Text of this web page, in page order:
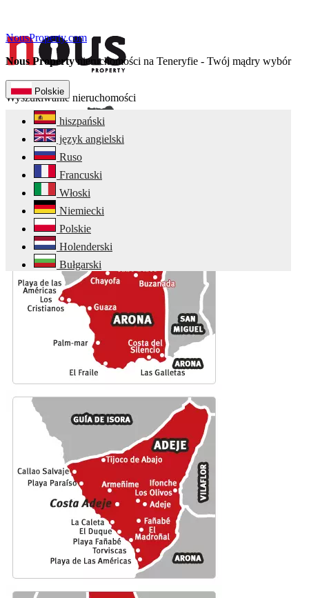
NousProperty.com
Nous Propertynieruchomości na Teneryfie - Twój mądry wybór
Polskie
hiszpański
język angielski
Ruso
Francuski
Włoski
Niemiecki
Polskie
Holenderski
Bułgarski
Wyszukiwanie nieruchomości